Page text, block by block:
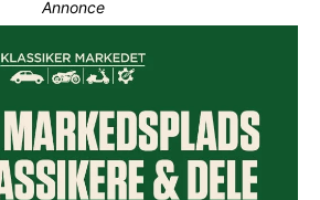
Annonce